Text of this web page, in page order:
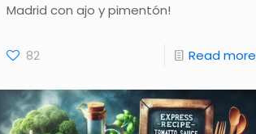
Madrid con ajo y pimentón!
82 Read more